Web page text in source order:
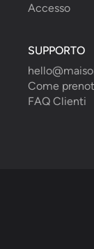
Accesso
SUPPORTO
Come
FAQ Clienti